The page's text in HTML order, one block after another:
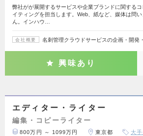
弊社がが展開するサービスや企業ブランドに関するコ
イティングを担当します。Web、紙など、媒体は問
ん。インハウ…
会社概要 名刺管理クラウドサービスの企画・開発
興味あり
エディター・ライター
編集・コピーライター
800万円 ～ 1099万円 東京都 大